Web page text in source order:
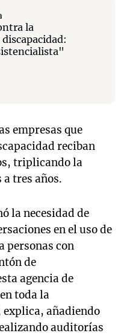
la
empresas que
reciban
triplicando la
tres años.
la necesidad de
en el uso de
personas con
de
agencia de
toda la
añadiendo
auditorías